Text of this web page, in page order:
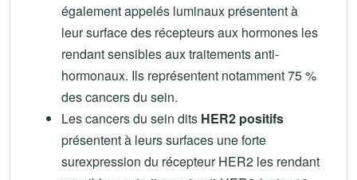
également appelés luminaux présentent à
leur surface des récepteurs aux hormones les
rendant sensibles aux traitements anti-
hormonaux. Ils représentent notamment 75 %
des cancers du sein.
Les cancers du sein dits HER2 positifs
présentent à leurs surfaces une forte
surexpression du récepteur HER2 les rendant